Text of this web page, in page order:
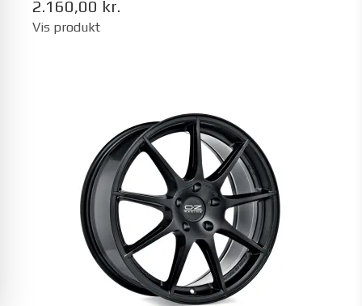
2.160,00 kr.
Vis produkt